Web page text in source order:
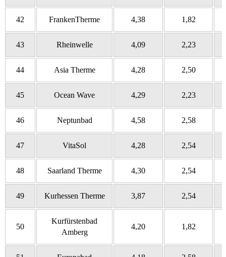
42 FrankenTherme 4,38 1,82
43 Rheinwelle 4,09 2,23
44 Asia Therme 4,28 2,50
45 Ocean Wave 4,29 2,23
46 Neptunbad 4,58 2,58
47 VitaSol 4,28 2,54
48 Saarland Therme 4,30 2,54
49 Kurhessen Therme 3,87 2,54
50
Kurfürstenbad
Amberg
4,20 1,82